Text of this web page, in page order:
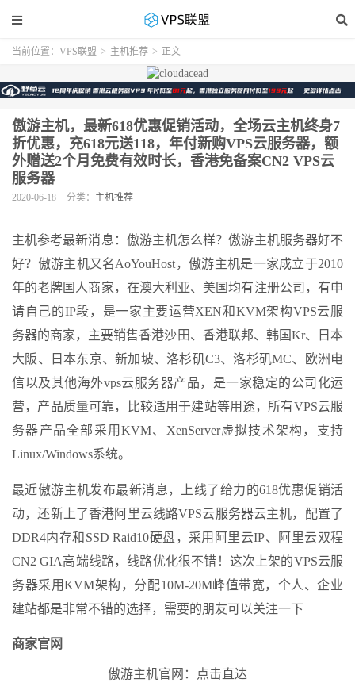
当前位置： VPS联盟 > 主机推荐 > 正文
傲游主机，最新618优惠促销活动，全场云主机终身7
折优惠，充618元送118，年付新购VPS云服务器，额
外赠送2个月免费有效时长，香港免备案CN2 VPS云
服务器
2020-06-18 分类： 主机推荐
主机参考最新消息：傲游主机怎么样？傲游主机服务器好不
好？傲游主机又名AoYouHost，傲游主机是一家成立于2010
年的老牌国人商家，在澳大利亚、美国均有注册公司，有申
请自己的IP段，是一家主要运营XEN和KVM架构VPS云服
务器的商家，主要销售香港沙田、香港联邦、韩国Kr、日本
大阪、日本东京、新加坡、洛杉矶C3、洛杉矶MC、欧洲电
信以及其他海外vps云服务器产品，是一家稳定的公司化运
营，产品质量可靠，比较适用于建站等用途，所有VPS云服
务器产品全部采用KVM、XenServer虚拟技术架构，支持
Linux/Windows系统。
最近傲游主机发布最新消息，上线了给力的618优惠促销活
动，还新上了香港阿里云线路VPS云服务器云主机，配置了
DDR4内存和SSD Raid10硬盘，采用阿里云IP、阿里云双程
CN2 GIA高端线路，线路优化很不错！这次上架的VPS云服
务器采用KVM架构，分配10M-20M峰值带宽，个人、企业
建站都是非常不错的选择，需要的朋友可以关注一下
商家官网
傲游主机官网：点击直达